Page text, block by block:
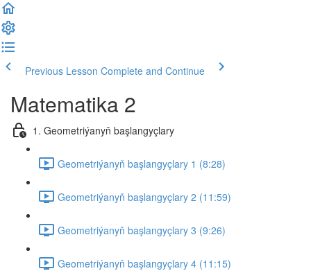
Previous Lesson Complete and Continue
Matematika 2
1. Geometriýanyň başlangyçlary
Geometriýanyň başlangyçlary 1 (8:28)
Geometriýanyň başlangyçlary 2 (11:59)
Geometriýanyň başlangyçlary 3 (9:26)
Geometriýanyň başlangyçlary 4 (11:15)